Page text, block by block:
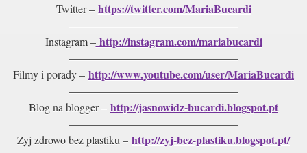
Twitter – https://twitter.com/MariaBucardi
———————————————–
Instagram –http://instagram.com/mariabucardi
———————————————–
Filmy i porady – http://www.youtube.com/user/MariaBucardi
———————————————–
Blog na blogger – http://jasnowidz-bucardi.blogspot.pt
———————————————–
Zyj zdrowo bez plastiku – http://zyj-bez-plastiku.blogspot.pt/